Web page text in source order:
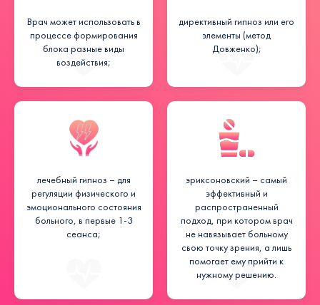
Врач может использовать в
процессе формирования
блока разные виды
воздействия;
директивный гипноз или его
элементы (метод
Довженко);
лечебный гипноз – для
регуляции физического и
эмоционального состояния
больного, в первые 1-3
сеанса;
эриксоновский – самый
эффективный и
распространенный
подход, при котором врач
не навязывает больному
свою точку зрения, а лишь
помогает ему прийти к
нужному решению.